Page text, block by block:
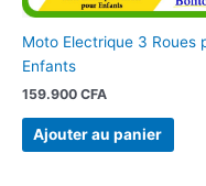
Moto Electrique 3 Roues
Enfants
159.900 CFA
Ajouter au panier